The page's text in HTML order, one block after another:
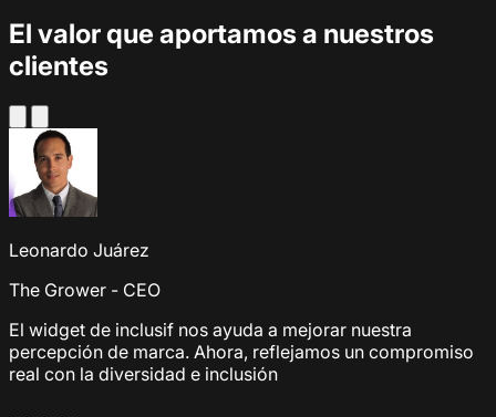
El valor que aportamos a nuestros
clientes
Leonardo Juárez
The Grower - CEO
El widget de inclusif nos ayuda a mejorar nuestra
percepción de marca. Ahora, reflejamos un compromiso
real con la diversidad e inclusión